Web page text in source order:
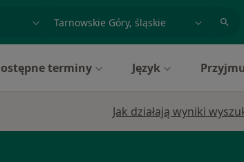
nazwiskomiasto lub dzielnica
terminy Język
Jak działają wyniki